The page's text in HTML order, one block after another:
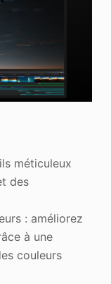
méticuleux
des
: améliorez
à une
couleurs